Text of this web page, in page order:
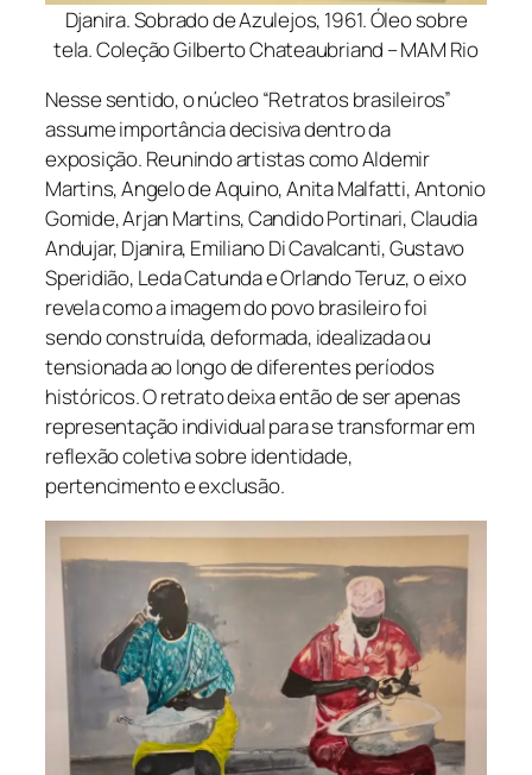
Djanira. Sobrado de Azulejos, 1961. Óleo sobre
tela. Coleção Gilberto Chateaubriand – MAM Rio
Nesse sentido, o núcleo “Retratos brasileiros”
assume importância decisiva dentro da
exposição. Reunindo artistas como Aldemir
Martins, Angelo de Aquino, Anita Malfatti, Antonio
Gomide, Arjan Martins, Candido Portinari, Claudia
Andujar, Djanira, Emiliano Di Cavalcanti, Gustavo
Speridião, Leda Catunda e Orlando Teruz, o eixo
revela como a imagem do povo brasileiro foi
sendo construída, deformada, idealizada ou
tensionada ao longo de diferentes períodos
históricos. O retrato deixa então de ser apenas
representação individual para se transformar em
reflexão coletiva sobre identidade,
pertencimento e exclusão.